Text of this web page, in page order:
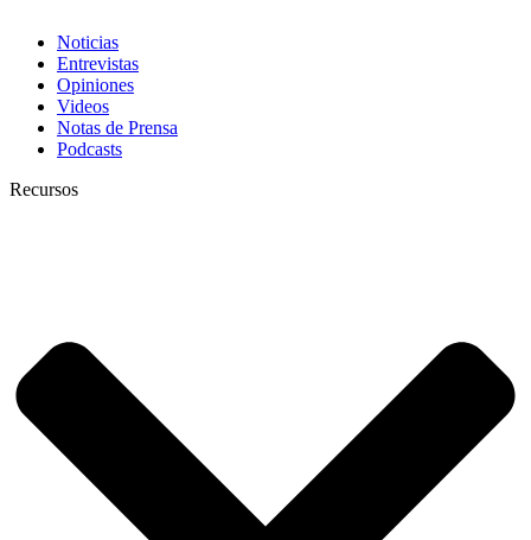
Noticias
Entrevistas
Opiniones
Videos
Notas de Prensa
Podcasts
Recursos